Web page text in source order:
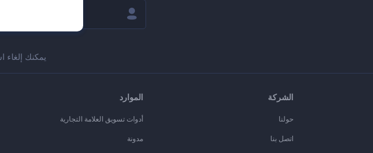
يمكنك
الشركة
حولنا
اتصل بنا
الموارد
أدوات تسويق العلامة التجارية
مدونة